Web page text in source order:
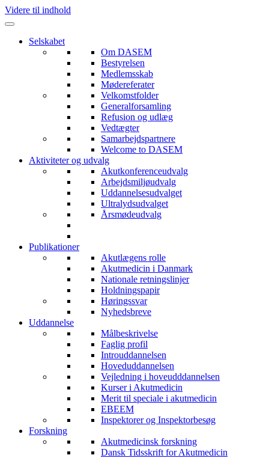
Videre til indhold
Selskabet
Om DASEM
Bestyrelsen
Medlemsskab
Mødereferater
Velkomstfolder
Generalforsamling
Refusion og udlæg
Vedtægter
Samarbejdspartnere
Welcome to DASEM
Aktiviteter og udvalg
Akutkonferenceudvalg
Arbejdsmiljøudvalg
Uddannelsesudvalget
Ultralydsudvalget
Årsmødeudvalg
Publikationer
Akutlægens rolle
Akutmedicin i Danmark
Nationale retningslinjer
Holdningspapir
Høringssvar
Nyhedsbreve
Uddannelse
Målbeskrivelse
Faglig profil
Introuddannelsen
Hoveduddannelsen
Vejledning i hoveudddannelsen
Kurser i Akutmedicin
Merit til speciale i akutmedicin
EBEEM
Inspektorer og Inspektorbesøg
Forskning
Akutmedicinsk forskning
Dansk Tidsskrift for Akutmedicin